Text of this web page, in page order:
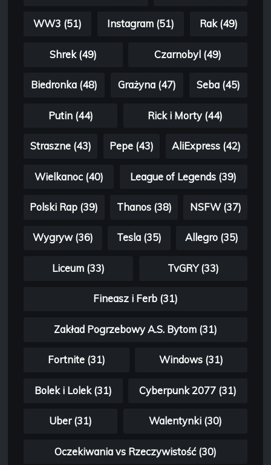
WW3 (51) Instagram (51) Rak (49)
Shrek (49) Czarnobyl (49)
Biedronka (48) Grażyna (47) Seba (45)
Putin (44) Rick i Morty (44)
Straszne (43) Pepe (43) AliExpress (42)
Wielkanoc (40) League of Legends (39)
Polski Rap (39) Thanos (38) NSFW (37)
Wygryw (36) Tesla (35) Allegro (35)
Liceum (33) TvGRY (33)
Fineasz i Ferb (31)
Zakład Pogrzebowy A.S. Bytom (31)
Fortnite (31) Windows (31)
Bolek i Lolek (31) Cyberpunk 2077 (31)
Uber (31) Walentynki (30)
Oczekiwania vs Rzeczywistość (30)